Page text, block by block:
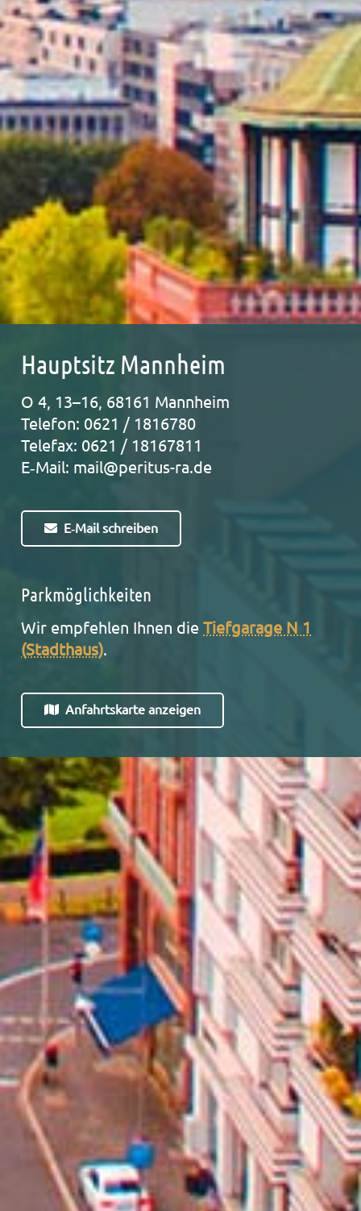
Hauptsitz Mannheim
O 4, 13–16, 68161 Mann­heim
Tele­fon: 0621 / 1816780
Tele­fax: 0621 / 18167811
E‑Mail: mail@peritus-ra.de
E‑Mail schrei­ben
Parkmöglichkeiten
Wir emp­feh­len Ihnen die Tief­ga­ra­ge N 1
(Stadt­haus).
Anfahrts­kar­te anzei­gen